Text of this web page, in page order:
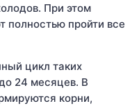
При этом
полностью пройти все
цикл таких
24 месяцев. В
корни,